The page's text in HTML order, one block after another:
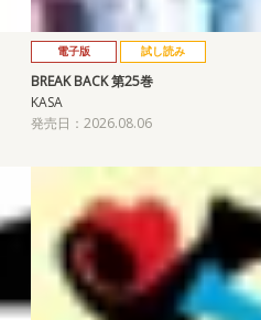
電子版 試し読み
BREAK BACK 第25巻
KASA
発売日：2026.08.06